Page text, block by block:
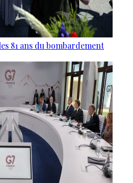
81 ans du bombardement